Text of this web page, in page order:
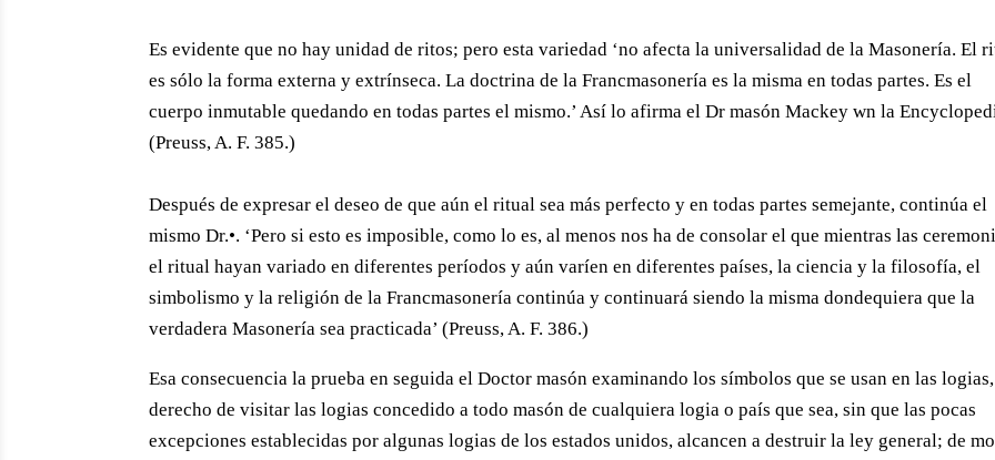
Es evidente que no hay unidad de ritos; pero esta variedad ‘no afecta la universalidad de la Masonería. El
es sólo la forma externa y extrínseca. La doctrina de la Francmasonería es la misma en todas partes. Es el
cuerpo inmutable quedando en todas partes el mismo.’ Así lo afirma el Dr masón Mackey wn la
(Preuss, A. F. 385.)
Después de expresar el deseo de que aún el ritual sea más perfecto y en todas partes semejante, continúa el
mismo Dr.•. ‘Pero si esto es imposible, como lo es, al menos nos ha de consolar el que mientras las
el ritual hayan variado en diferentes períodos y aún varíen en diferentes países, la ciencia y la filosofía, el
simbolismo y la religión de la Francmasonería continúa y continuará siendo la misma dondequiera que la
verdadera Masonería sea practicada’ (Preuss, A. F. 386.)
Esa consecuencia la prueba en seguida el Doctor masón examinando los símbolos que se usan en las
derecho de visitar las logias concedido a todo masón de cualquiera logia o país que sea, sin que las pocas
excepciones establecidas por algunas logias de los estados unidos, alcancen a destruir la ley general; de